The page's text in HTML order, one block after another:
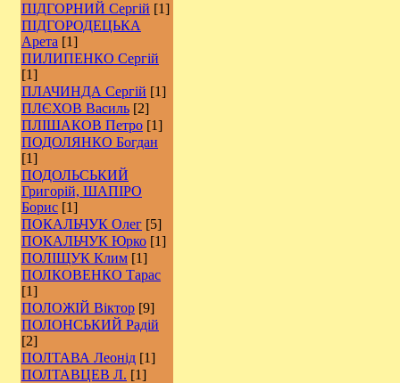
ПІДГОРНИЙ Сергій [1]
ПІДГОРОДЕЦЬКА
Арета [1]
ПИЛИПЕНКО Сергій
[1]
ПЛАЧИНДА Сергій [1]
ПЛЄХОВ Василь [2]
ПЛІШАКОВ Петро [1]
ПОДОЛЯНКО Богдан
[1]
ПОДОЛЬСЬКИЙ
Григорій, ШАПІРО
Борис [1]
ПОКАЛЬЧУК Олег [5]
ПОКАЛЬЧУК Юрко [1]
ПОЛІЩУК Клим [1]
ПОЛКОВЕНКО Тарас
[1]
ПОЛОЖІЙ Віктор [9]
ПОЛОНСЬКИЙ Радій
[2]
ПОЛТАВА Леонід [1]
ПОЛТАВЦЕВ Л. [1]